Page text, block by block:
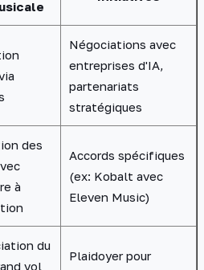
Négociations avec
entreprises d'IA,
partenariats
stratégiques
des
à
Accords spécifiques
(ex: Kobalt avec
Eleven Music)
du
vol
Plaidoyer pour